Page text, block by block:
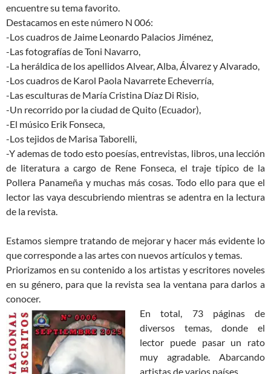
encuentre su tema favorito.
Destacamos en este número N 006:
-Los cuadros de Jaime Leonardo Palacios Jiménez,
-Las fotografías de Toni Navarro,
-La heráldica de los apellidos Alvear, Alba, Álvarez y Alvarado,
-Los cuadros de Karol Paola Navarrete Echeverría,
-Las esculturas de María Cristina Díaz Di Risio,
-Un recorrido por la ciudad de Quito (Ecuador),
-El músico Erik Fonseca,
-Los tejidos de Marisa Taborelli,
-Y ademas de todo esto poesías, entrevistas, libros, una lección
de literatura a cargo de Rene Fonseca, el traje típico de la
Pollera Panameña y muchas más cosas. Todo ello para que el
lector las vaya descubriendo mientras se adentra en la lectura
de la revista.
Estamos siempre tratando de mejorar y hacer más evidente lo
que corresponde a las artes con nuevos artículos y temas.
Priorizamos en su contenido a los artistas y escritores noveles
en su género, para que la revista sea la ventana para darlos a
conocer.
En total, 73 páginas de
diversos temas, donde el
lector puede pasar un rato
muy agradable. Abarcando
artistas de varios países.